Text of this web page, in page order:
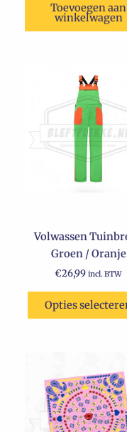
Toevoegen aan
winkelwagen
Volwassen
Groen / Oranje
€26,99 incl. BTW
Opties
Dit
product
heeft
Deze
optie
op
de